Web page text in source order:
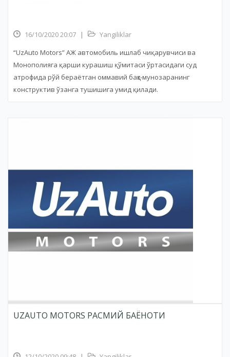
16/10/2020 20:07 |
Yangiliklar
“UzAuto Motors” АЖ автомобиль ишлаб чиқарувчиси ва
Монополияга қарши курашиш қўмитаси ўртасидаги суд
атрофида рўй бераётган оммавий баҳс-мунозаранинг
конструктив ўзанга тушишига умид қилади.
UZAUTO MOTORS РАСМИЙ БАЁНОТИ